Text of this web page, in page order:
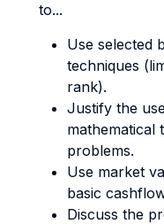
to...
Use selected
techniques
rank).
Justify the
mathematical
problems.
Use market
basic
Discuss the